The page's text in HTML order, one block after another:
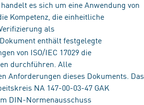
es sich um eine Anwendung von
Kompetenz, die einheitliche
als
enthält festgelegte
von ISO/IEC 17029 die
durchführen. Alle
Anforderungen dieses Dokuments. Das
NA 147-00-03-47 GAK
DIN-Normenausschuss